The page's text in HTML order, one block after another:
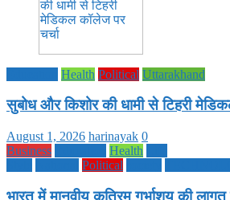
Health Political Uttarakhand
सुबोध और किशोर की धामी से टिहरी
August 1, 2026 harinayak 0
Business
Health
Political
भारत में मानवीय कृत्रिम गर्भाशय की